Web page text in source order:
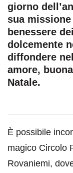
giorno
sua
benessere
dolcemente
diffondere
amore,
Natale.
È possibile
magico Circolo
Rovaniemi,